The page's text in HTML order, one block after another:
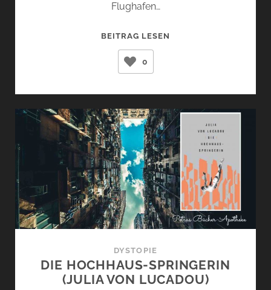
Flughafen…
BEITRAG LESEN
VON
4)
*GIBRALTAR
–
BARCELONA
–
NACH
HAUSE*
0
DYSTOPIE
DIE HOCHHAUS-SPRINGERIN
(JULIA VON LUCADOU)